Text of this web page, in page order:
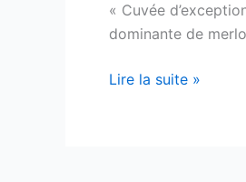
« Cuvée
dominante de
Puisseguin
Lire la suite »